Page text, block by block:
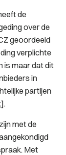
de
over de
geoordeeld
verplichte
is maar dat dit
in
partijen
].
met de
Met